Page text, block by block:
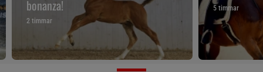
bonanza!
2 timmar
5 timmar